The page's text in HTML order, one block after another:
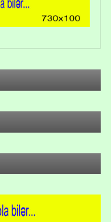
niyə artıb?
fəaliyyətdə
Sən bilirsən